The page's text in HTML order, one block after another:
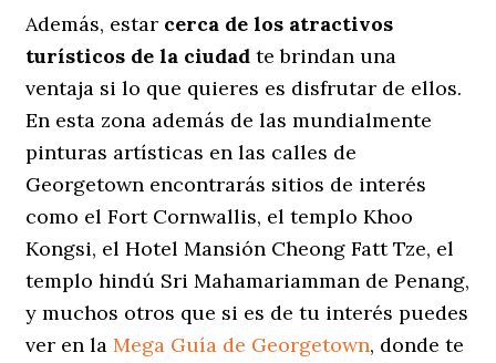
Además, estar cerca de los atractivos
turísticos de la ciudad te brindan una
ventaja si lo que quieres es disfrutar de ellos.
En esta zona además de las mundialmente
pinturas artísticas en las calles de
Georgetown encontrarás sitios de interés
como el Fort Cornwallis, el templo Khoo
Kongsi, el Hotel Mansión Cheong Fatt Tze, el
templo hindú Sri Mahamariamman de Penang,
y muchos otros que si es de tu interés puedes
ver en laMega Guía de Georgetown, donde te